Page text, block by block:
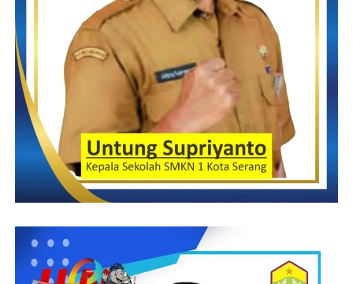
Edukasi kepada sesama teman, keluarga dan dimanapun mereka
berada. Anak didik/KKR yang menjadi Duta Lingkungan Sehat
selain menjadi ‘agen of change’ juga dapat menginspirasi anak-
anak lainnya untuk melakukan hal serupa.
Membiasakan diri untuk mencuci tangan pakai sabun berarti
mengajarkan anak-anak, seluruh keluarga dan masyarakat untuk
selalu hidup sehat sejak dini. Seperti yang kami sosialisasikan
bersama bagaimana cuci tangan pakai sabun dapat dengan
mudah dilakukan, dengan penuh keceriaan dan tidak perlu
sejak dini dibangku pendidikan hendaknya terus kita bimbing
sampai ke rumah dan dimanapun mereka berada, sehingga
perilaku sehat ini terpelihara, kontinyu dan menjadi budaya.
berkoordinasi dengan Dinas Kesehatan secara berjenjang untuk
menjadi Inisiator dalam Penggerakan masyarakat hidup melalui
kebiasaan Cuci Tangan Pakai sabun, adapun tema Hari Cuci
Tangan Pakai Sabun se-Dunia (HCTPS) tahun ini adalah
“Bersatu Untuk Tangan Bersih dan Sehat”, dengan Sub Tema
“Peran Perempuan Berdaya untuk Penurunan Stunting dengan
Gerakan Serentak HCTPS” ujar nya.
Hari Cuci Tangan Pakai Sabun (HCTPS) se-Dunia adalah
sebuah kampanye global yang dicanangkan oleh PBB
bekerjasama dengan organisasi lainnya, baik pihak pemerintah
Sabun (CTPS). Karena menanamkan perilaku CTPS dalam
masa Pandemi Covid-19 ini merupakan salah satu prosedur
kesehatan untuk dapat menghindari masyarakat dari penularan